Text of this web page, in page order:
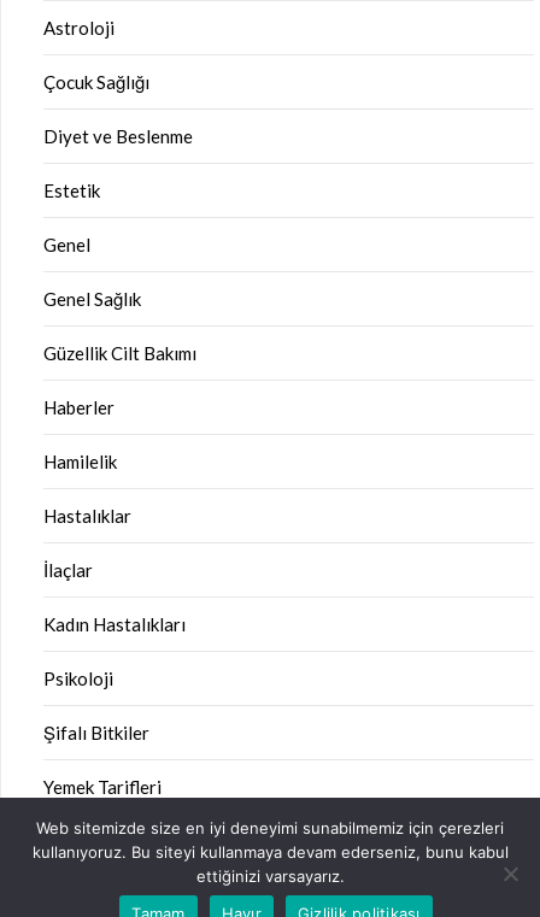
Astroloji
Çocuk Sağlığı
Diyet ve Beslenme
Estetik
Genel
Genel Sağlık
Güzellik Cilt Bakımı
Haberler
Hamilelik
Hastalıklar
İlaçlar
Kadın Hastalıkları
Psikoloji
Şifalı Bitkiler
Yemek Tarifleri
©2026 Sağlık Kitabı| Design:Newspaperly WordPress
Web sitemizde size en iyi deneyimi sunabilmemiz için çerezleri
kullanıyoruz. Bu siteyi kullanmaya devam ederseniz, bunu kabul
ettiğinizi varsayarız.
Tamam
Hayır Gizlilik politikası